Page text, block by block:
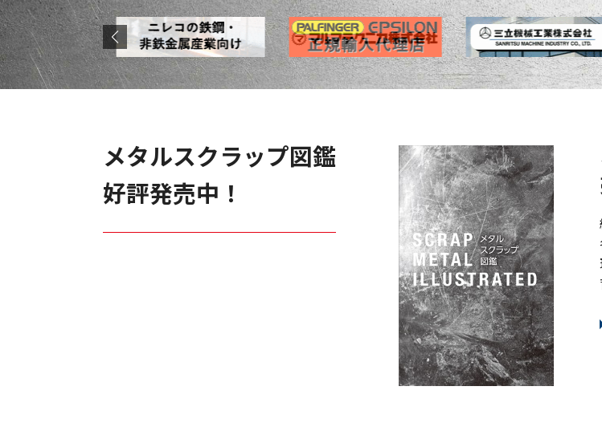
メタルスクラップ図鑑
好評発売中！